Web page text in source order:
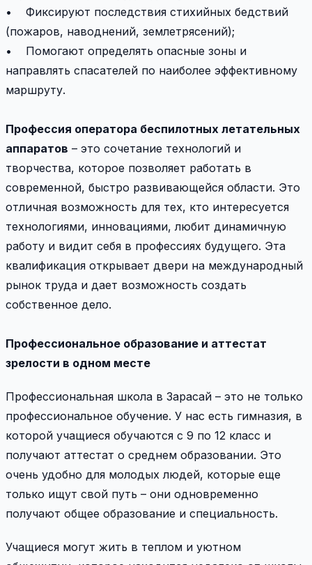
• Фиксируют последствия стихийных бедствий
(пожаров, наводнений, землетрясений);
• Помогают определять опасные зоны и
направлять спасателей по наиболее эффективному
маршруту.
Профессия оператора беспилотных летательных
аппаратов – это сочетание технологий и
творчества, которое позволяет работать в
современной, быстро развивающейся области. Это
отличная возможность для тех, кто интересуется
технологиями, инновациями, любит динамичную
работу и видит себя в профессиях будущего. Эта
квалификация открывает двери на международный
рынок труда и дает возможность создать
собственное дело.
Профессиональное образование и аттестат
зрелости в одном месте
Профессиональная школа в Зарасай – это не только
профессиональное обучение. У нас есть гимназия, в
которой учащиеся обучаются с 9 по 12 класс и
получают аттестат о среднем образовании. Это
очень удобно для молодых людей, которые еще
только ищут свой путь – они одновременно
получают общее образование и специальность.
Учащиеся могут жить в теплом и уютном